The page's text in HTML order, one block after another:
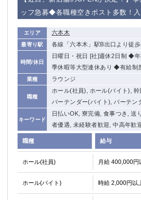
ッフ急募◆各職種空きポスト多数！
エリア 六本木
最寄り駅 各線「六本木」駅B出口より徒
時間/休日
日曜日・祝日 [社]週休2日制 ◆
季休暇等大型連休あり ◆有給制
業種 ラウンジ
職種
ホール(社員), ホール(バイト),
バーテンダー(バイト), バーテン
キーワード
日払いOK, 寮完備, 食事つき, 送
者優遇, 未経験者歓迎, 中高年歓
職種 給与
ホール(社員) 月給 400,000円
ホール(バイト) 時給 2,000円以
立川（南口）
新宿
中野
府中
中目黒
ひばりヶ丘（北口）
吉祥寺（南口／公園口）
自由が丘
吉祥寺（北口
四谷
錦糸町南口
下北沢・経堂
金町（北口）
成増駅徒歩3分の好立地！①JR埼京線「
三軒茶屋（南口）
①歌舞伎町
①歌舞伎町 ②新宿 ③西部新宿 ③東
①歌舞伎町
①銀座 ②新橋
錦糸町(南口)
蒲田(西口)
清瀬（南口）
①東武練馬 ②成増・板橋 ③大山 ②
池袋東口
金町
大井町